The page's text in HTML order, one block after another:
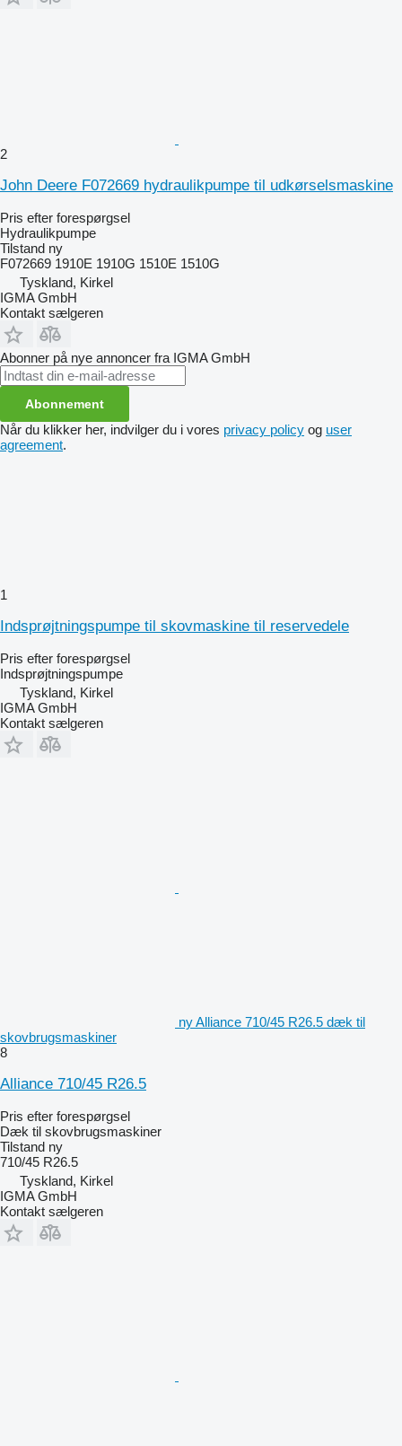
2
John Deere F072669 hydraulikpumpe til udkørselsmaskine
Pris efter forespørgsel
Hydraulikpumpe
Tilstand ny
F072669 1910E 1910G 1510E 1510G
Tyskland, Kirkel
IGMA GmbH
Kontakt sælgeren
Abonner på nye annoncer fra IGMA GmbH
Abonnement
Når du klikker her, indvilger du i vores privacy policy og user
agreement.
1
Indsprøjtningspumpe til skovmaskine til reservedele
Pris efter forespørgsel
Indsprøjtningspumpe
Tyskland, Kirkel
IGMA GmbH
Kontakt sælgeren
ny Alliance 710/45 R26.5 dæk til
skovbrugsmaskiner
8
Alliance 710/45 R26.5
Pris efter forespørgsel
Dæk til skovbrugsmaskiner
Tilstand ny
710/45 R26.5
Tyskland, Kirkel
IGMA GmbH
Kontakt sælgeren